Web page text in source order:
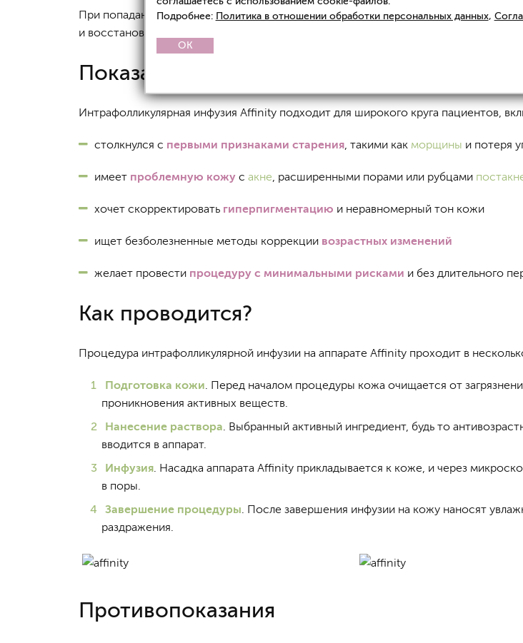
При попадании раствора в поры запускается естественный процесс
и восстановлению кожи. Этот метод идеально подходит для пациентов,
Показания
Интрафолликулярная инфузия Affinity подходит для широкого круга пациентов,
столкнулся с первыми признаками старения , такими как морщины и потеря
имеет проблемную кожу с акне , расширенными порами или рубцами
хочет скорректировать гиперпигментацию и неравномерный тон кожи
ищет безболезненные методы коррекции возрастных изменений
желает провести процедуру с минимальными рисками и без длительного
Как проводится?
Процедура интрафолликулярной инфузии на аппарате Affinity проходит в
Подготовка кожи . Перед началом процедуры кожа очищается от
проникновения активных веществ.
Нанесение раствора . Выбранный активный ингредиент, будь то
вводится в аппарат.
Инфузия . Насадка аппарата Affinity прикладывается к коже, и через
в поры.
Завершение процедуры . После завершения инфузии на кожу наносят
раздражения.
Противопоказания
Подробнее: Политика в отношении обработки персональных данных,
OK